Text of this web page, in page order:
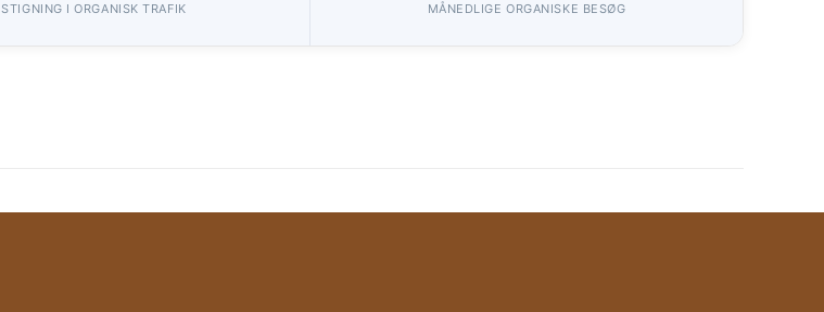
STIGNING I ORGANISK TRAFIK MÅNEDLIGE ORGANISKE BESØG